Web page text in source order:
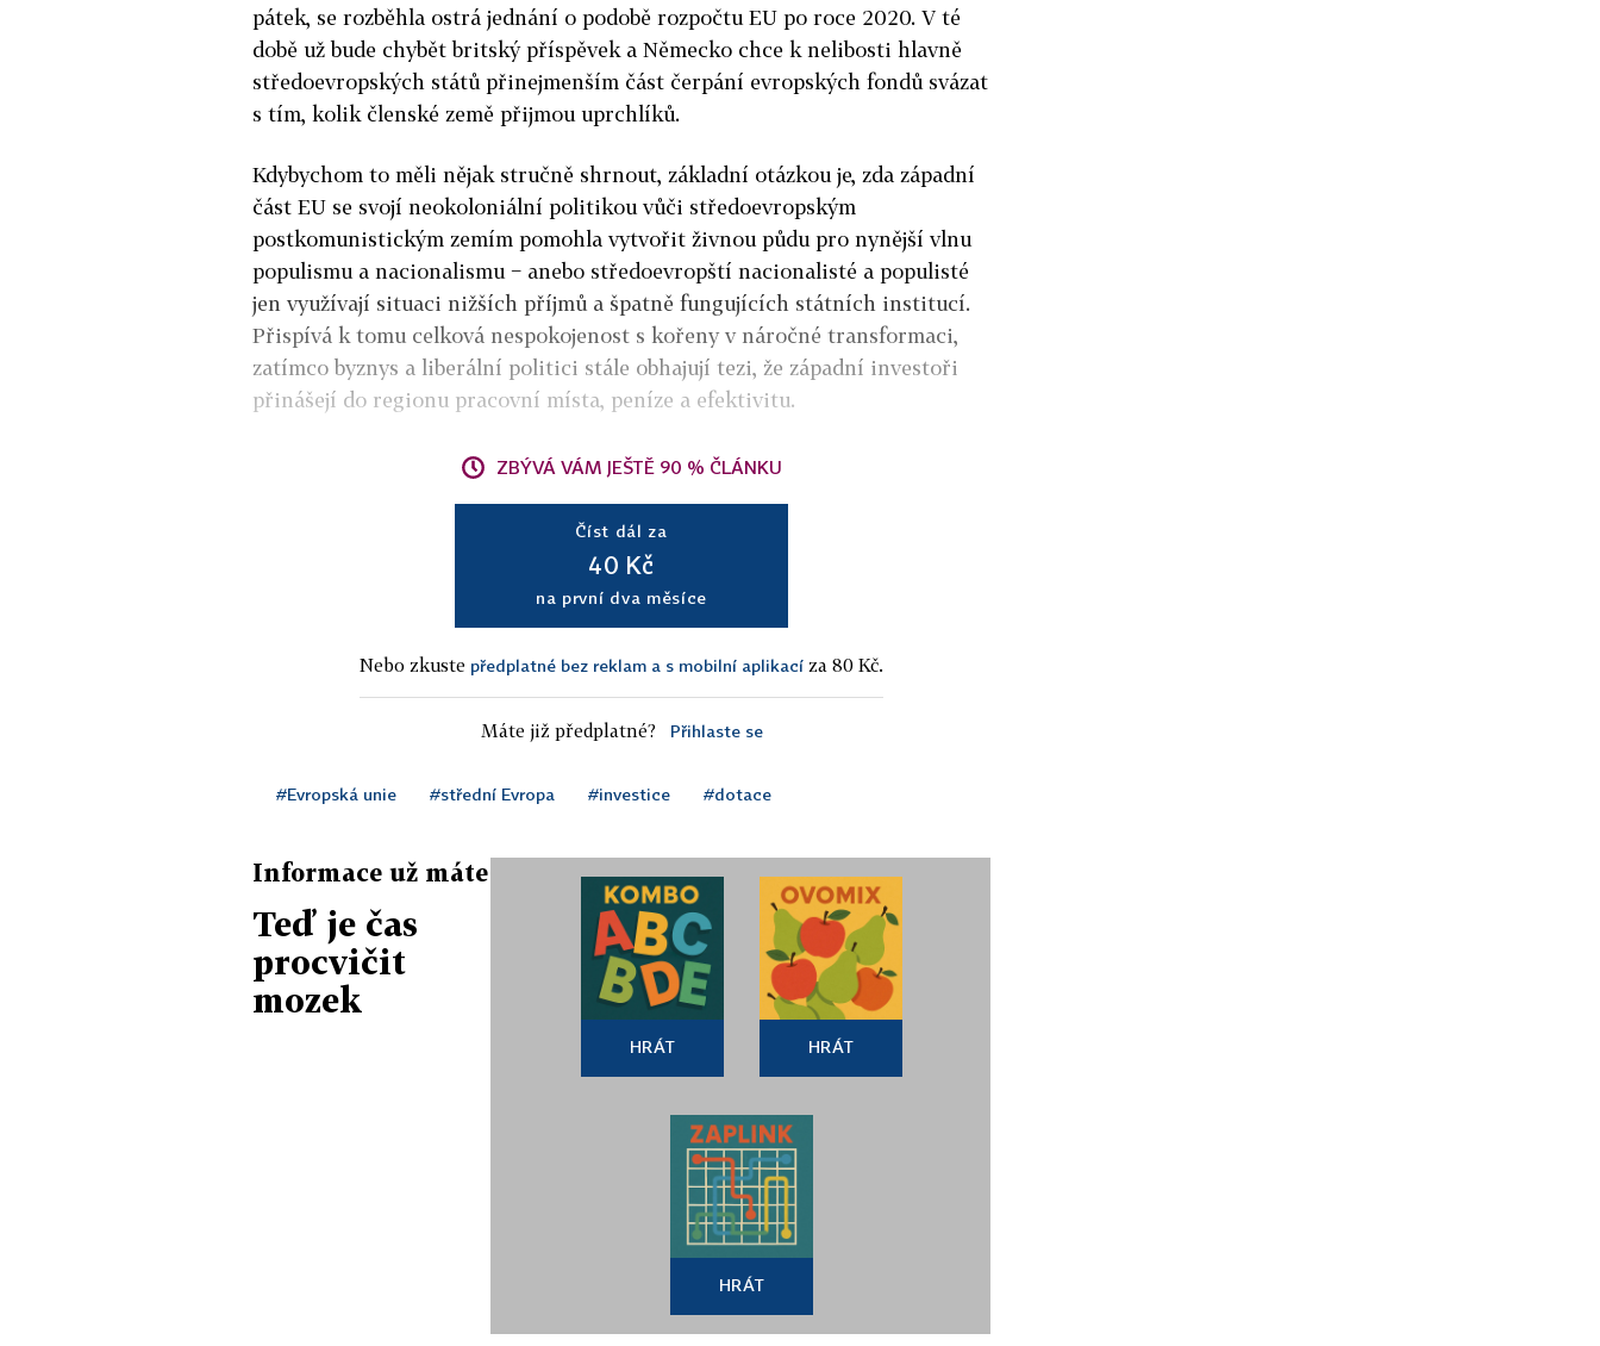
pátek, se rozběhla ostrá jednání o podobě rozpočtu EU po roce 2020. V té
době už bude chybět britský příspěvek a Německo chce k nelibosti hlavně
středoevropských států přinejmenším část čerpání evropských fondů svázat
s tím, kolik členské země přijmou uprchlíků.
Kdybychom to měli nějak stručně shrnout, základní otázkou je, zda západní
část EU se svojí neokoloniální politikou vůči středoevropským
postkomunistickým zemím pomohla vytvořit živnou půdu pro nynější vlnu
populismu a nacionalismu − anebo středoevropští nacionalisté a populisté
jen využívají situaci nižších příjmů a špatně fungujících státních institucí.
Přispívá k tomu celková nespokojenost s kořeny v náročné transformaci,
zatímco byznys a liberální politici stále obhajují tezi, že západní investoři
přinášejí do regionu pracovní místa, peníze a efektivitu.
ZBÝVÁ VÁM JEŠTĚ 90 % ČLÁNKU
Číst dál za
40 Kč
na první dva měsíce
Nebo zkuste předplatné bez reklam a s mobilní aplikací za 80 Kč.
Máte již předplatné? Přihlaste se
#Evropská unie #střední Evropa #investice #dotace
Informace už máte
Teď je čas
procvičit
mozek
HRÁT HRÁT
HRÁT